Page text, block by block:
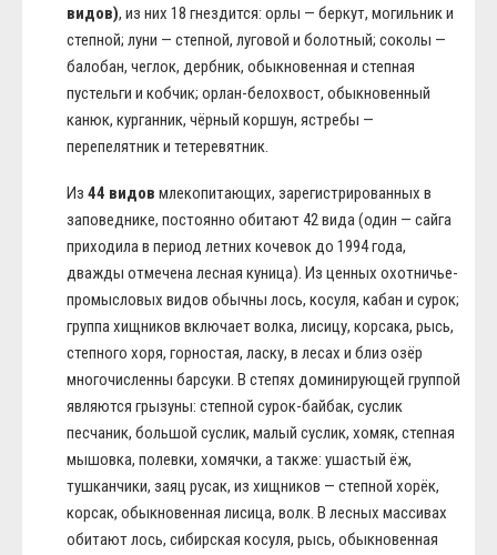
видов), из них 18 гнездится: орлы — беркут, могильник и
степной; луни — степной, луговой и болотный; соколы —
балобан, чеглок, дербник, обыкновенная и степная
пустельги и кобчик; орлан-белохвост, обыкновенный
канюк, курганник, чёрный коршун, ястребы —
перепелятник и тетеревятник.
Из 44 видов млекопитающих, зарегистрированных в
заповеднике, постоянно обитают 42 вида (один — сайга
приходила в период летних кочевок до 1994 года,
дважды отмечена лесная куница). Из ценных охотничье-
промысловых видов обычны лось, косуля, кабан и сурок;
группа хищников включает волка, лисицу, корсака, рысь,
степного хоря, горностая, ласку, в лесах и близ озёр
многочисленны барсуки. В степях доминирующей группой
являются грызуны: степной сурок-байбак, суслик
песчаник, большой суслик, малый суслик, хомяк, степная
мышовка, полевки, хомячки, а также: ушастый ёж,
тушканчики, заяц русак, из хищников — степной хорёк,
корсак, обыкновенная лисица, волк. В лесных массивах
обитают лось, сибирская косуля, рысь, обыкновенная